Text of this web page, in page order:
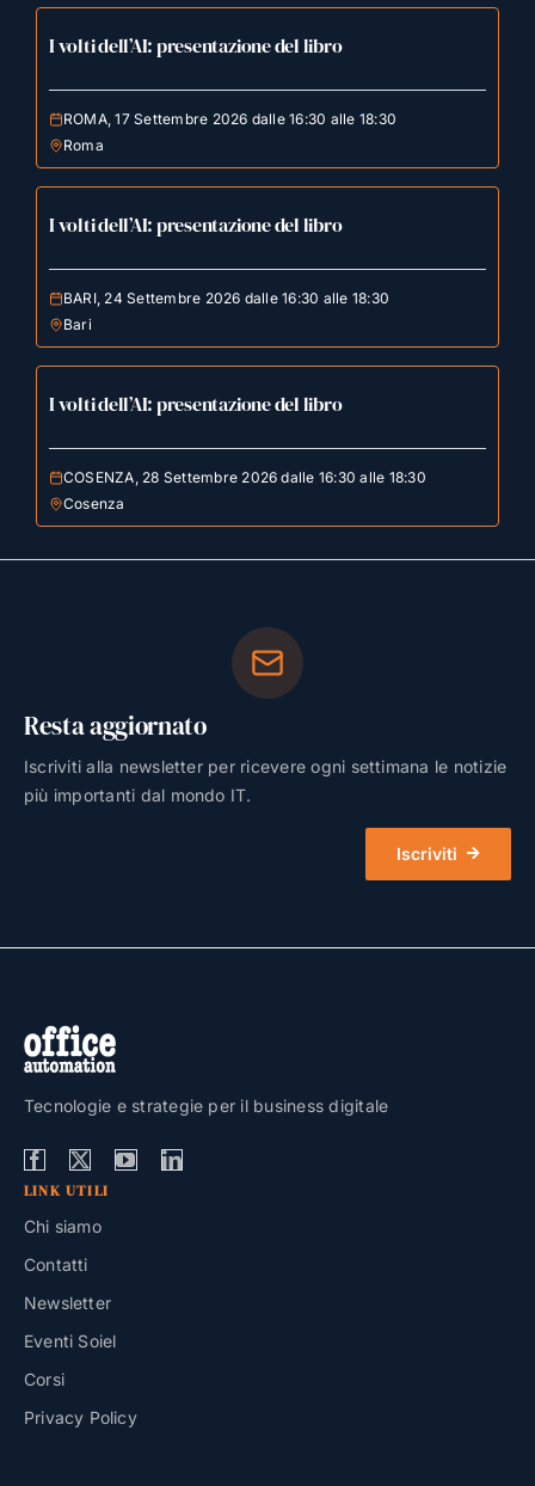
I volti dell’AI: presentazione del libro
ROMA, 17 Settembre 2026 dalle 16:30 alle 18:30
Roma
I volti dell’AI: presentazione del libro
BARI, 24 Settembre 2026 dalle 16:30 alle 18:30
Bari
I volti dell’AI: presentazione del libro
COSENZA, 28 Settembre 2026 dalle 16:30 alle 18:30
Cosenza
Resta aggiornato
Iscriviti alla newsletter per ricevere ogni settimana le notizie
più importanti dal mondo IT.
Iscriviti
Tecnologie e strategie per il business digitale
LINK UTILI
Chi siamo
Contatti
Newsletter
Eventi Soiel
Corsi
Privacy Policy